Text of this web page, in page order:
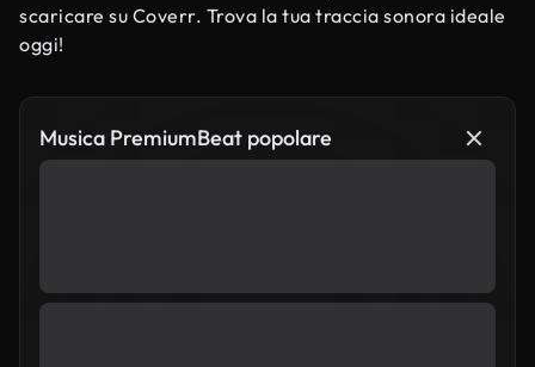
scaricare su Coverr. Trova la tua traccia sonora ideale
oggi!
Musica PremiumBeat popolare